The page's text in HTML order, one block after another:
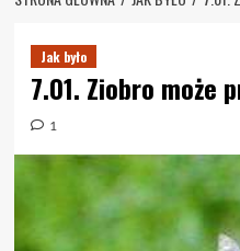
Jak było
7.01. Ziobro może
1